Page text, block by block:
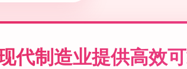
代制造业提供高效